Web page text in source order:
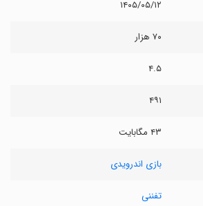
۱۴۰۵/۰۵/۱۲
۷۰ هزار
۴.۵
۴۹۱
۴۳ مگابایت
بازی اندرویدی
تفننی